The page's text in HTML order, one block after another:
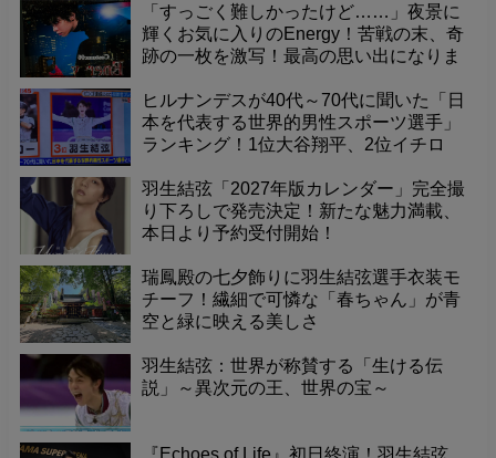
「すっごく難しかったけど……」夜景に
輝くお気に入りのEnergy！苦戦の末、奇
跡の一枚を激写！最高の思い出になりま
ヒルナンデスが40代～70代に聞いた「日
本を代表する世界的男性スポーツ選手」
ランキング！1位大谷翔平、2位イチロ
羽生結弦「2027年版カレンダー」完全撮
り下ろしで発売決定！新たな魅力満載、
本日より予約受付開始！
瑞鳳殿の七夕飾りに羽生結弦選手衣装モ
チーフ！繊細で可憐な「春ちゃん」が青
空と緑に映える美しさ
羽生結弦：世界が称賛する「生ける伝
説」～異次元の王、世界の宝～
『Echoes of Life』初日終演！羽生結弦、